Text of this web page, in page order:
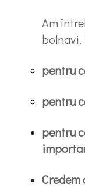
Am
pentru
pentru
pentru
Credem